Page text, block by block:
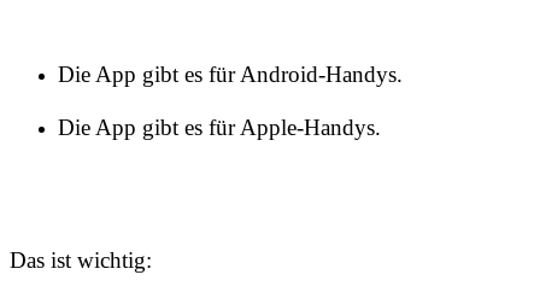
Die App gibt es für Android-Handys.
Die App gibt es für Apple-Handys.
Das ist wichtig: